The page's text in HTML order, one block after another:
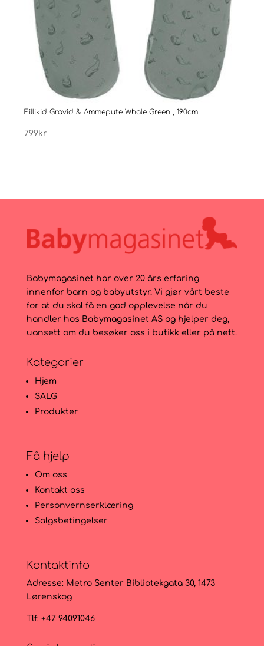
Fillikid Gravid & Ammepute Whale Green , 190cm
799kr
Babymagasinet har over 20 års erfaring
innenfor barn og babyutstyr. Vi gjør vårt beste
for at du skal få en god opplevelse når du
handler hos Babymagasinet AS og hjelper deg,
uansett om du besøker oss i butikk eller på nett.
Kategorier
Hjem
SALG
Produkter
Få hjelp
Om oss
Kontakt oss
Personvernserklæring
Salgsbetingelser
Kontaktinfo
Adresse: Metro Senter Bibliotekgata 30, 1473
Lørenskog
Tlf: +47 94091046